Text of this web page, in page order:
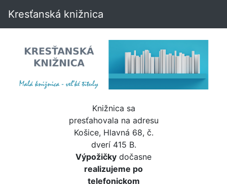
Kresťanská knižnica
Knižnica sa
presťahovala na adresu
Košice, Hlavná 68, č.
dverí 415 B.
Výpožičky dočasne
realizujeme po
telefonickom